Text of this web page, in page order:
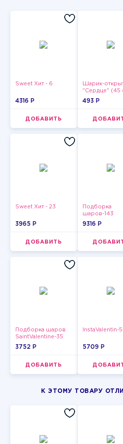
Sweet Хит - 6
4316 P
ДОБАВИТЬ
Шарик-
"Сердце" (45
2
493 P
Sweet Хит - 23
3965 P
ДОБАВИТЬ
Подборка
шаров-143
9316 P
Подборка шаров
SaintValentine-35
3752 P
ДОБАВИТЬ
InstaValentin-
5709 P
К ЭТОМУ ТОВАРУ